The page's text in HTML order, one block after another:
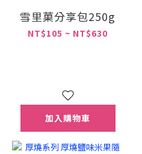
雪里菓分享包250g
NT$105 ~ NT$630
加入購物車